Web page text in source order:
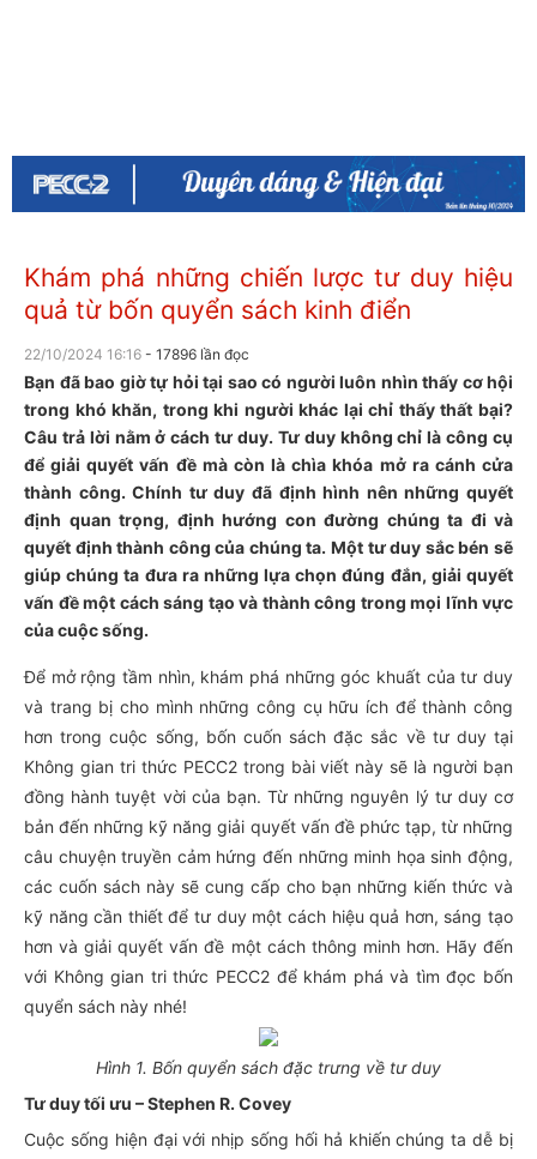
Khám phá những chiến lược tư duy hiệu
quả từ bốn quyển sách kinh điển
22/10/2024 16:16 - 17896 lần đọc
Bạn đã bao giờ tự hỏi tại sao có người luôn nhìn thấy cơ hội
trong khó khăn, trong khi người khác lại chỉ thấy thất bại?
Câu trả lời nằm ở cách tư duy. Tư duy không chỉ là công cụ
để giải quyết vấn đề mà còn là chìa khóa mở ra cánh cửa
thành công. Chính tư duy đã định hình nên những quyết
định quan trọng, định hướng con đường chúng ta đi và
quyết định thành công của chúng ta. Một tư duy sắc bén sẽ
giúp chúng ta đưa ra những lựa chọn đúng đắn, giải quyết
vấn đề một cách sáng tạo và thành công trong mọi lĩnh vực
của cuộc sống.
Để mở rộng tầm nhìn, khám phá những góc khuất của tư duy
và trang bị cho mình những công cụ hữu ích để thành công
hơn trong cuộc sống, bốn cuốn sách đặc sắc về tư duy tại
Không gian tri thức PECC2 trong bài viết này sẽ là người bạn
đồng hành tuyệt vời của bạn. Từ những nguyên lý tư duy cơ
bản đến những kỹ năng giải quyết vấn đề phức tạp, từ những
câu chuyện truyền cảm hứng đến những minh họa sinh động,
các cuốn sách này sẽ cung cấp cho bạn những kiến thức và
kỹ năng cần thiết để tư duy một cách hiệu quả hơn, sáng tạo
hơn và giải quyết vấn đề một cách thông minh hơn. Hãy đến
với Không gian tri thức PECC2 để khám phá và tìm đọc bốn
quyển sách này nhé!
Hình 1. Bốn quyển sách đặc trưng về tư duy
Tư duy tối ưu – Stephen R. Covey
Cuộc sống hiện đại với nhịp sống hối hả khiến chúng ta dễ bị